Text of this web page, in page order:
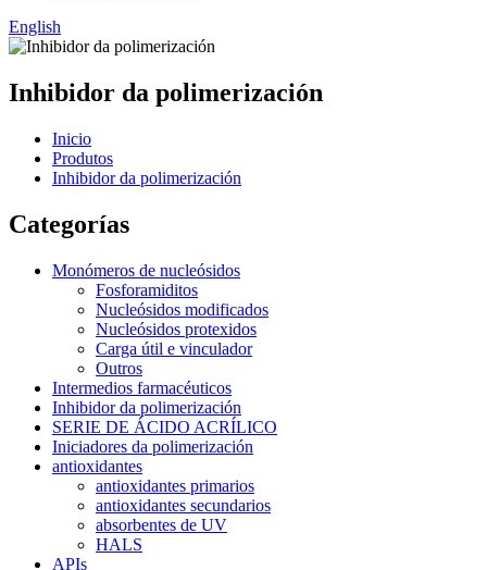
English
Inhibidor da polimerización
Inicio
Produtos
Inhibidor da polimerización
Categorías
Monómeros de nucleósidos
Fosforamiditos
Nucleósidos modificados
Nucleósidos protexidos
Carga útil e vinculador
Outros
Intermedios farmacéuticos
Inhibidor da polimerización
SERIE DE ÁCIDO ACRÍLICO
Iniciadores da polimerización
antioxidantes
antioxidantes primarios
antioxidantes secundarios
absorbentes de UV
HALS
APIs